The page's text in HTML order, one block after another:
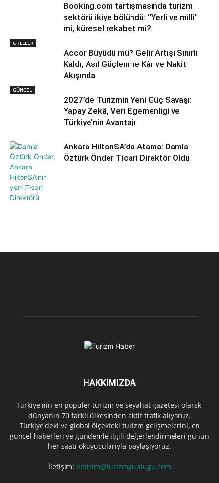
Booking.com tartışmasında turizm
sektörü ikiye bölündü: “Yerli ve milli”
mi, küresel rekabet mi?
OTELLER
Accor Büyüdü mü? Gelir Artışı Sınırlı
Kaldı, Asıl Güçlenme Kâr ve Nakit
Akışında
GÜNCEL
2027’de Turizmin Yeni Güç Savaşı:
Yapay Zekâ, Veri Egemenliği ve
Türkiye’nin Avantajı
Ankara HiltonSA’da Atama: Damla
Öztürk Önder Ticari Direktör Oldu
HAKKIMIZDA
Türkiye'nin en popüler turizm ve seyahat gazetesi olarak,
dünyanın 70 farklı ülkesinden aktif trafik alıyoruz.
Türkiye'deki ve global ölçekteki turizm gelişmelerini, en
güncel haberleri ve gündemle ilgili değerlendirmeleri günün
her saati okuyucularıyla paylaşıyoruz.
İletişim: iletisim@turizmgunlugu.com